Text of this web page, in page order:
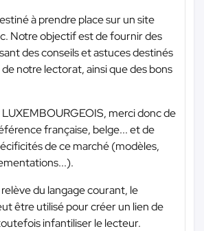
à prendre place sur un site
Notre objectif est de fournir des
des conseils et astuces destinés
notre lectorat, ainsi que des bons
merci donc de
française, belge... et de
de ce marché (modèles,
du langage courant, le
être utilisé pour créer un lien de
infantiliser le lecteur.